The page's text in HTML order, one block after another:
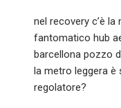
nel recovery c’è
fantomatico hub
barcellona pozzo
la metro leggera è
regolatore?